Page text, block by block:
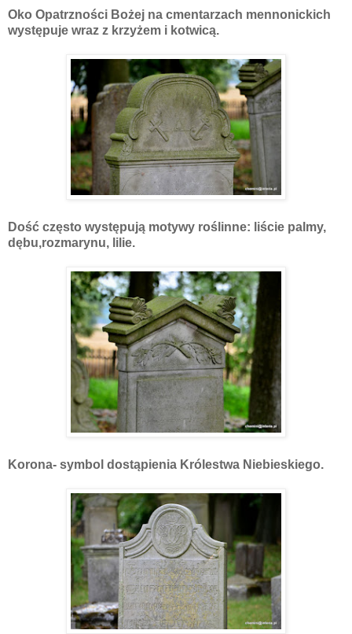
Oko Opatrzności Bożej na cmentarzach mennonickich
występuje wraz z krzyżem i kotwicą.
Dość często występują motywy roślinne: liście palmy,
dębu,rozmarynu, lilie.
Korona- symbol dostąpienia Królestwa Niebieskiego.